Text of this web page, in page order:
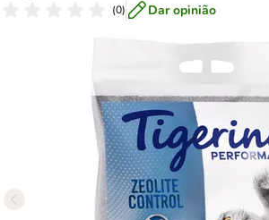
(0) Dar opinião